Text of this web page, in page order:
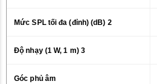
Mức SPL tối đa (đỉnh) (dB) 2
Độ nhạy (1 W, 1 m) 3
Góc phủ âm